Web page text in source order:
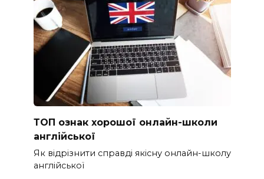
ТОП ознак хорошої онлайн-школи
англійської
Як відрізнити справді якісну онлайн-школу
англійської